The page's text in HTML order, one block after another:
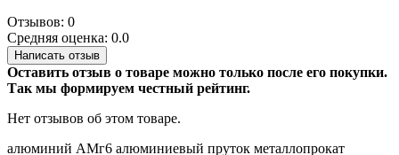
Отзывов: 0
Средняя оценка: 0.0
Написать отзыв
Оставить отзыв о товаре можно только после его покупки.
Так мы формируем честный рейтинг.
Нет отзывов об этом товаре.
алюминий АМг6 алюминиевый пруток металлопрокат